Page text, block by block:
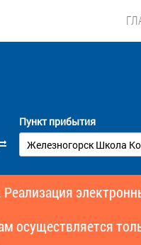
Пункт прибытия
осуществляется